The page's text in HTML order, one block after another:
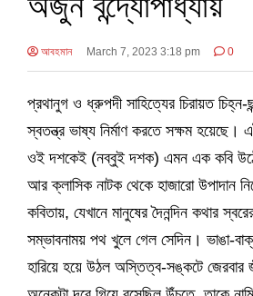
আবহমান March 7, 2023 3:18 pm 0
প্রথানুগ ও ধ্রুপদী সাহিত্যের চিরায়ত চিহ্ন-
স্বতন্ত্র ভাষ্য নির্মাণ করতে সক্ষম
ওই দশকেই (নব্বুই দশক) এমন এক কবি উঠে
আর ক্লাসিক নাটক থেকে হাজারো উপাদান
কবিতায়, যেখানে মানুষের দৈনন্দিন কথার
সম্ভাবনাময় পথ খুলে গেল সেদিন। ভাঙা-
হারিয়ে হয়ে উঠল অস্তিত্ব-সঙ্কটে